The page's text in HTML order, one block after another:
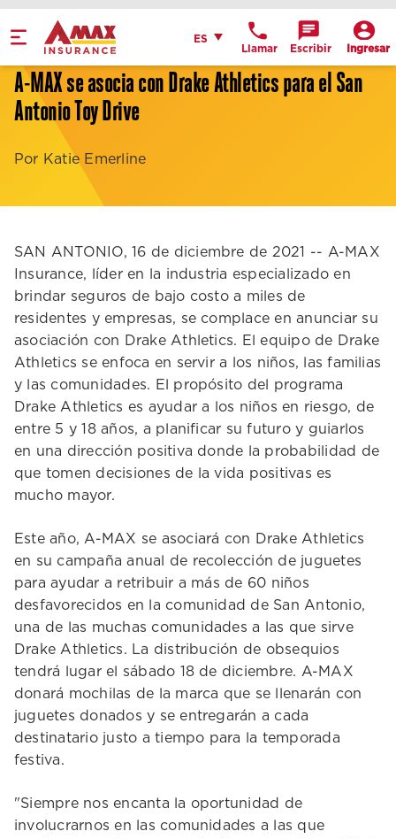
Obtén indicaciones
Home
ESEspañol
Llamar Escribir Ingresar
A-MAX se asocia con Drake Athletics para el San
Antonio Toy Drive
Por Katie Emerline
SAN ANTONIO, 16 de diciembre de 2021 -- A-MAX
Insurance, líder en la industria especializado en
brindar seguros de bajo costo a miles de
residentes y empresas, se complace en anunciar su
asociación con Drake Athletics. El equipo de Drake
Athletics se enfoca en servir a los niños, las familias
y las comunidades. El propósito del programa
Drake Athletics es ayudar a los niños en riesgo, de
entre 5 y 18 años, a planificar su futuro y guiarlos
en una dirección positiva donde la probabilidad de
que tomen decisiones de la vida positivas es
mucho mayor.
Este año, A-MAX se asociará con Drake Athletics
en su campaña anual de recolección de juguetes
para ayudar a retribuir a más de 60 niños
desfavorecidos en la comunidad de San Antonio,
una de las muchas comunidades a las que sirve
Drake Athletics. La distribución de obsequios
tendrá lugar el sábado 18 de diciembre. A-MAX
donará mochilas de la marca que se llenarán con
juguetes donados y se entregarán a cada
destinatario justo a tiempo para la temporada
festiva.
"Siempre nos encanta la oportunidad de
involucrarnos en las comunidades a las que